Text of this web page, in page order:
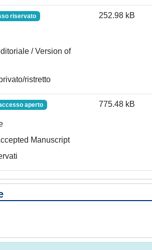
riservato
/ Version of
ristretto
252.98 kB
aperto
Manuscript
775.48 kB